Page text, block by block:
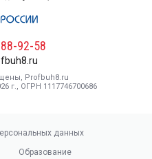
92-58
Profbuh8.ru
г., ОГРН 1117746700686
данных
Образование